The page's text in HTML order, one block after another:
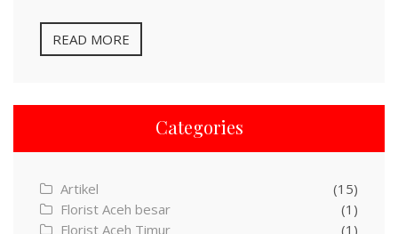
READ MORE
Categories
Artikel
(15)
Florist Aceh besar
(1)
Florist Aceh Timur
(1)